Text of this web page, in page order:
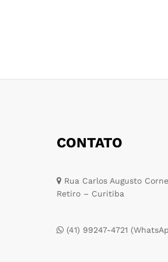
CONTATO
Rua Carlos Augusto
Retiro – Curitiba
(41) 99247-4721